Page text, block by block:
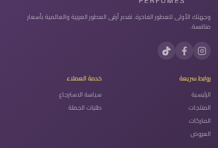
وجهتك الأولى للعطور الفاخرة. نقدم أرقى العطور العربية والعالمية بأسعار
منافسة.
روابط سريعة
الرئيسية
المنتجات
الماركات
العروض
خدمة العملاء
سياسة الاسترجاع
طلبات الجملة